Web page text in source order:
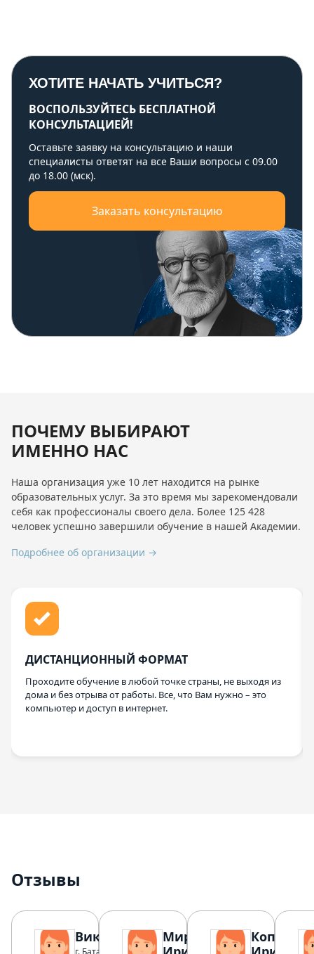
ХОТИТЕ НАЧАТЬ УЧИТЬСЯ?
ВОСПОЛЬЗУЙТЕСЬ БЕСПЛАТНОЙ
КОНСУЛЬТАЦИЕЙ!
Оставьте заявку на консультацию и наши
специалисты ответят на все Ваши вопросы с 09.00
до 18.00 (мск).
Заказать консультацию
ПОЧЕМУ ВЫБИРАЮТ
ИМЕННО НАС
Наша организация уже 10 лет находится на рынке
образовательных услуг. За это время мы зарекомендовали
себя как профессионалы своего дела. Более 125 428
человек успешно завершили обучение в нашей Академии.
Подробнее об организации →
ДИСТАНЦИОННЫЙ ФОРМАТ
Проходите обучение в любой точке страны, не выходя из
дома и без отрыва от работы. Все, что Вам нужно – это
компьютер и доступ в интернет.
Отзывы
Виктория
Мирошина